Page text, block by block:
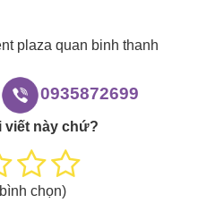
plaza quan binh thanh
0935872699
viết này chứ?
chọn)